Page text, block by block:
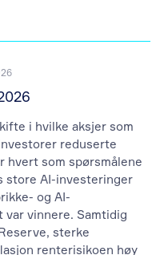
i hvilke aksjer som
reduserte
hvert som spørsmålene
store AI-investeringer
og AI-
vinnere. Samtidig
sterke
renterisikoen høy